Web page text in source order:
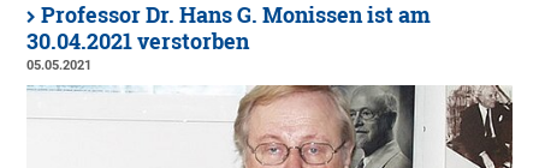
Professor Dr. Hans G. Monissen ist am
30.04.2021 verstorben
05.05.2021